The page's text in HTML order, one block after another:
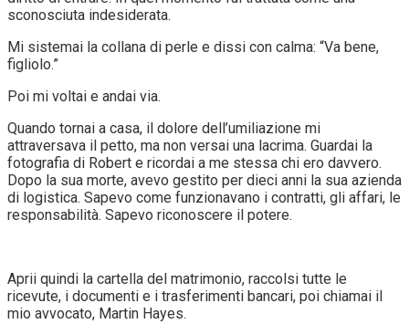
sconosciuta indesiderata.
Mi sistemai la collana di perle e dissi con calma: “Va bene,
figliolo.”
Poi mi voltai e andai via.
Quando tornai a casa, il dolore dell’umiliazione mi
attraversava il petto, ma non versai una lacrima. Guardai la
fotografia di Robert e ricordai a me stessa chi ero davvero.
Dopo la sua morte, avevo gestito per dieci anni la sua azienda
di logistica. Sapevo come funzionavano i contratti, gli affari, le
responsabilità. Sapevo riconoscere il potere.
Aprii quindi la cartella del matrimonio, raccolsi tutte le
ricevute, i documenti e i trasferimenti bancari, poi chiamai il
mio avvocato, Martin Hayes.